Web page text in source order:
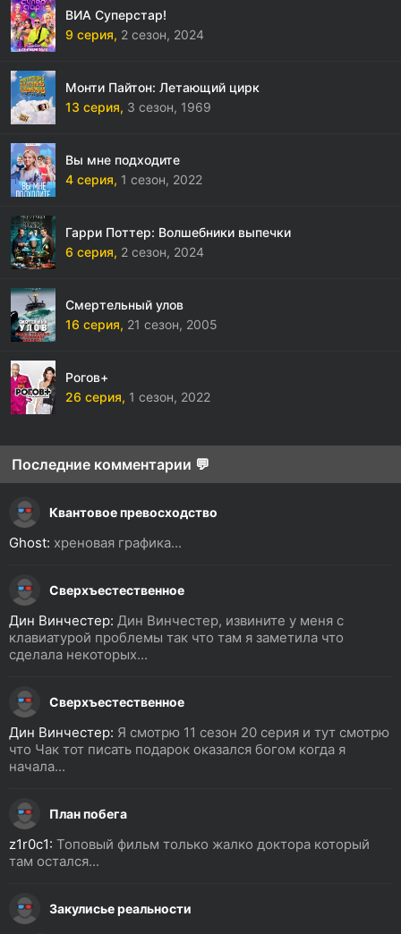
ВИА Суперстар!
9 серия, 2 сезон, 2024
Монти Пайтон: Летающий цирк
13 серия, 3 сезон, 1969
Вы мне подходите
4 серия, 1 сезон, 2022
Гарри Поттер: Волшебники выпечки
6 серия, 2 сезон, 2024
Смертельный улов
16 серия, 21 сезон, 2005
Рогов+
26 серия, 1 сезон, 2022
Последние комментарии 💬
Квантовое превосходство
Ghost: хреновая графика...
Сверхъестественное
Дин Винчестер: Дин Винчестер, извините у меня с
клавиатурой проблемы так что там я заметила что
сделала некоторых...
Сверхъестественное
Дин Винчестер: Я смотрю 11 сезон 20 серия и тут смотрю
что Чак тот писать подарок оказался богом когда я
начала...
План побега
z1r0c1: Топовый фильм только жалко доктора который
там остался...
Закулисье реальности